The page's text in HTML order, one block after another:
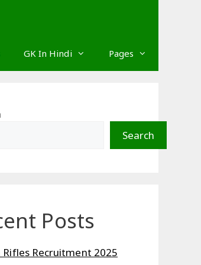
GK In Hindi Pages
Search
Posts
Rifles Recruitment 2025